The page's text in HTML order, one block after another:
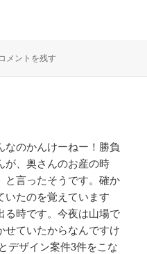
Story of my life に
コメントを残す
のかんけーねー！勝負
が、奥さんのお産の時
と言ったそうです。確か
いたのを覚えています
る時です。今夜は山場で
せていたからなんですけ
デザイン案件3件をこな